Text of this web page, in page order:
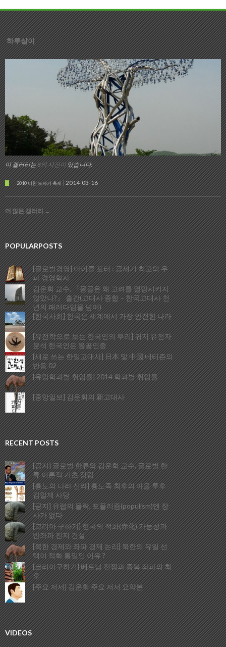
하루살이
이 갤러리는8의 사진이있습니다.
2010 이천 도자기 축제 2014-03-16
더 많은 갤러리→
POPULARPOSTS
[글로벌경영] 마이클 포터 : 금세기 최고의 우
파 경영학자
김운회 교수, 『몽골은 왜 고려를 멸망시키지
않았나?』 출간(고대사 종합 – 한국고대사 천
년의 패러다임을 넘어)
[한국사회] 한국은 세계에서 가장 안전한 나라
[유전학으로 보는 한국인의 뿌리] 귀지 유전자
분석 한국인은 몽골인종
[새로 쓰는 한일고대사] 日本 및 中國 네티즌의
반응 02
[유망학과별 취업률] 2014 학과별 취업률
[중앙일보] 김운회의 新고대사
RECENT POSTS
[공지] 글로벌 한류와 김운회 교수, 글로벌 한
류 이론적 기초 정립
[흉노의 나라 신라] 흉노족 최후의 마을 투후
김일제 사당
[공지] 유럽의 몰락, 포퓰리즘(populism)엔 장
사가 없다
[코리아 구하기] 한국의 적화(赤化) 가능성과
반좌파 진지 건설
[북한 경제와 좌파 경제 논리] 북한의 유일 선
택이 적화 통일인 이유 ?
[코리아구하기] 베트남 전쟁과 종북 좌파의 최
후
[주요 저서] 김운회 주요 저서 요약본
VIDEOS